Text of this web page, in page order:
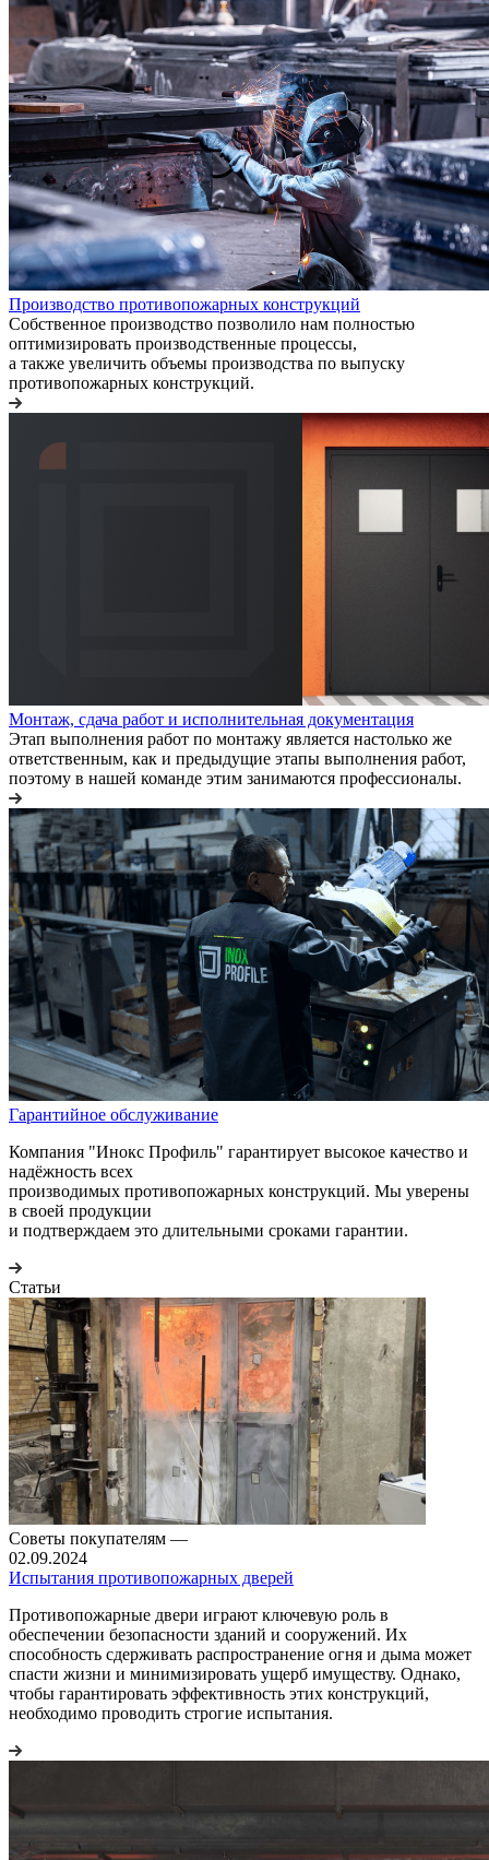
Производство противопожарных конструкций
Собственное производство позволило нам полностью
оптимизировать производственные процессы,
а также увеличить объемы производства по выпуску
противопожарных конструкций.
Монтаж, сдача работ и исполнительная документация
Этап выполнения работ по монтажу является настолько же
ответственным, как и предыдущие этапы выполнения работ,
поэтому в нашей команде этим занимаются профессионалы.
Гарантийное обслуживание
Компания "Инокс Профиль" гарантирует высокое качество и
надёжность всех
производимых противопожарных конструкций. Мы уверены
в своей продукции
и подтверждаем это длительными сроками гарантии.
Статьи
Советы покупателям —
02.09.2024
Испытания противопожарных дверей
Противопожарные двери играют ключевую роль в
обеспечении безопасности зданий и сооружений. Их
способность сдерживать распространение огня и дыма может
спасти жизни и минимизировать ущерб имуществу. Однако,
чтобы гарантировать эффективность этих конструкций,
необходимо проводить строгие испытания.